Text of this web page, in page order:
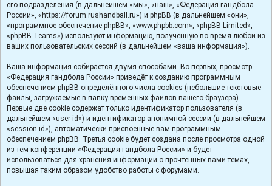
его подразделения (в дальнейшем «мы», «наш», «Федерация гандбола
России», «https://forum.rushandball.ru») и phpBB (в дальнейшем «они»,
«программное обеспечение phpBB», «www.phpbb.com», «phpBB Limited»,
«phpBB Teams») используют информацию, полученную во время любой из
ваших пользовательских сессий (в дальнейшем «ваша информация»).
Ваша информация собирается двумя способами. Во-первых, просмотр
«Федерация гандбола России» приведёт к созданию программным
обеспечением phpBB определённого числа cookies (небольшие текстовые
файлы, загружаемые в папку временных файлов вашего браузера).
Первые две cookie содержат только идентификатор пользователя (в
дальнейшем «user-id») и идентификатор анонимной сессии (в дальнейшем
«session-id»), автоматически присвоенные вам программным
обеспечением phpBB. Третья cookie будет создана после просмотра одной
из тем конференции «Федерация гандбола России» и будет
использоваться для хранения информации о прочтённых вами темах,
повышая таким образом удобство работы с форумами.